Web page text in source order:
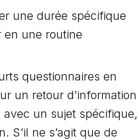
une durée spécifique
en une routine
questionnaires en
un retour d’information
un sujet spécifique,
S’il ne s’agit que de